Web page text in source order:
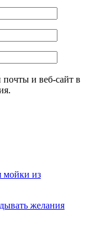
и веб-сайт в
мойки из
желания